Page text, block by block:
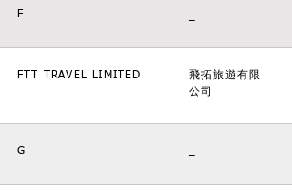
F
FTT TRAVEL LIMITED
飛拓旅遊有限
公司
G